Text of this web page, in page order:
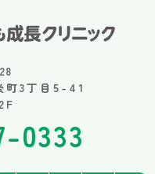
町3丁目5-41
0333